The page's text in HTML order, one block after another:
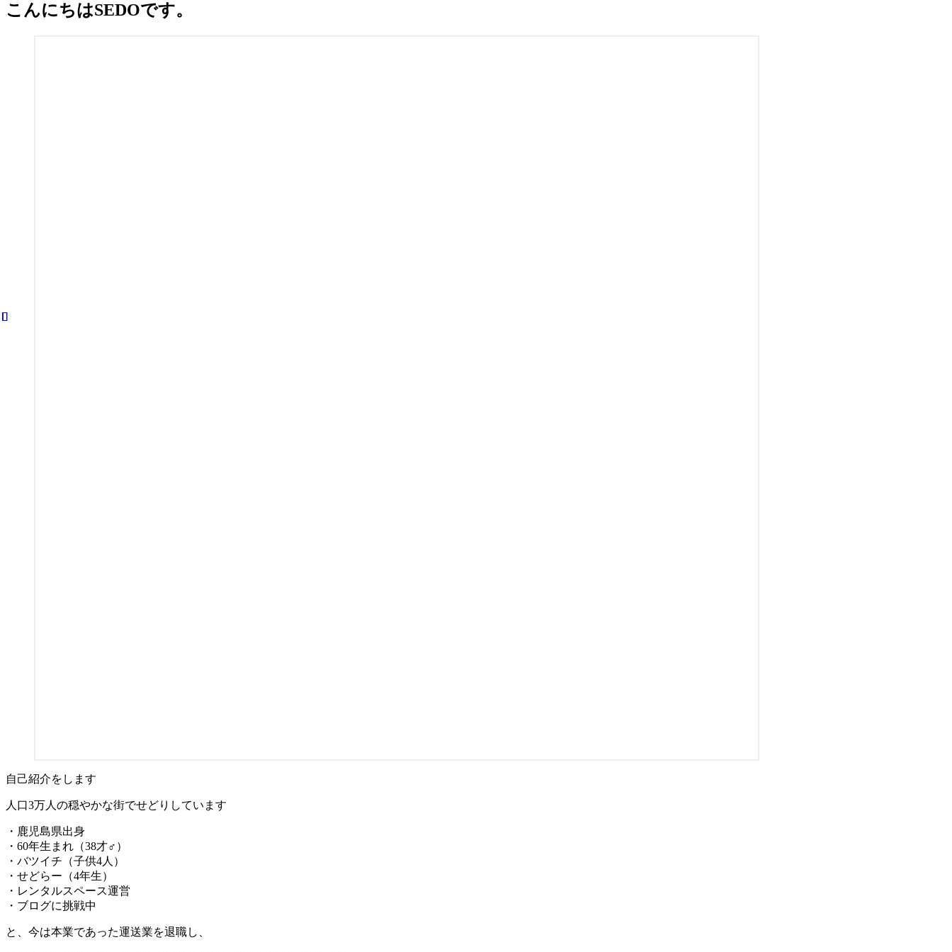
こんにちはSEDOです。
自己紹介をします
人口3万人の穏やかな街でせどりしています
・鹿児島県出身
・60年生まれ（38才♂）
・バツイチ（子供4人）
・せどらー（4年生）
・レンタルスペース運営
・ブログに挑戦中
と、今は本業であった運送業を退職し、